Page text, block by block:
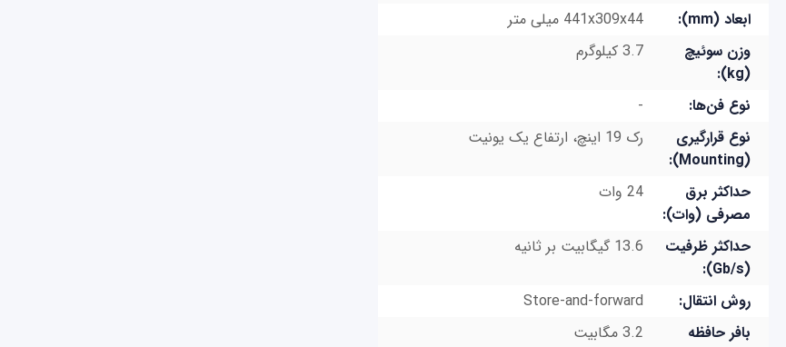
ابعاد (mm):
441x309x44 میلی متر
وزن سوئیچ
(kg):
3.7 کیلوگرم
نوع فن‌ها:
-
نوع قرارگیری
(Mounting):
رک 19 اینچ، ارتفاع یک یونیت
حداکثر برق
مصرفی (وات):
24 وات
حداکثر ظرفیت
(Gb/s):
13.6 گیگابیت بر ثانیه
روش انتقال:
Store-and-forward
بافر حافظه
3.2 مگابیت